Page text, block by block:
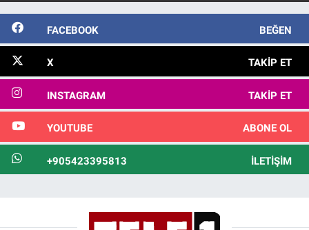
FACEBOOK BEĞEN
X TAKIP ET
INSTAGRAM TAKIP ET
YOUTUBE ABONE OL
+905423395813 İLETIŞIM